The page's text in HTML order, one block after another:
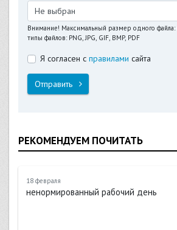
Не выбран
Внимание! Максимальный размер одного файла:
типы файлов: PNG, JPG, GIF, BMP, PDF
Я согласен с правилами сайта
Отправить
РЕКОМЕНДУЕМ ПОЧИТАТЬ
18 февраля
ненормированный рабочий день